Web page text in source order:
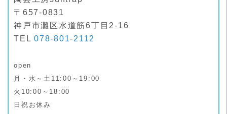
〒657-0831
神戸市灘区水道筋6丁目2-16
TEL078-801-2112
open
月・水～土11:00～19:00
火10:00～18:00
日祝お休み